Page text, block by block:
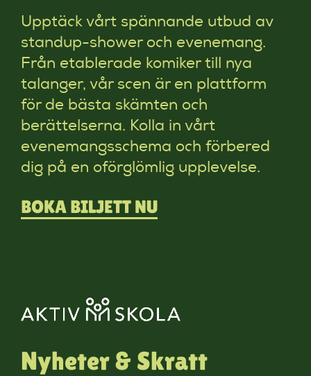
Upptäck vårt spännande utbud av
standup-shower och evenemang.
Från etablerade komiker till nya
talanger, vår scen är en plattform
för de bästa skämten och
berättelserna. Kolla in vårt
evenemangsschema och förbered
dig på en oförglömlig upplevelse.
BOKA BILJETT NU
Nyheter & Skratt